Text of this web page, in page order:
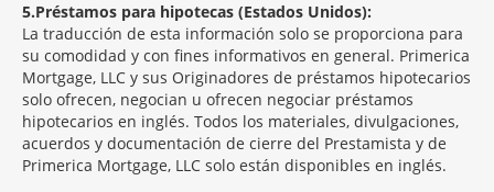
5 Préstamos para hipotecas (Estados Unidos):
La traducción de esta información solo se proporciona para
su comodidad y con fines informativos en general. Primerica
Mortgage, LLC y sus Originadores de préstamos hipotecarios
solo ofrecen, negocian u ofrecen negociar préstamos
hipotecarios en inglés. Todos los materiales, divulgaciones,
acuerdos y documentación de cierre del Prestamista y de
Primerica Mortgage, LLC solo están disponibles en inglés.